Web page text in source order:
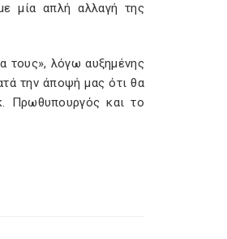
μία απλή αλλαγή της
τους», λόγω αυξημένης
την άποψή μας ότι θα
Πρωθυπουργός και το